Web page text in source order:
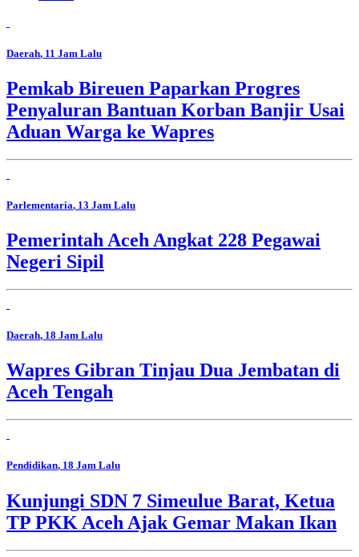
Daerah, 11 Jam Lalu
Pemkab Bireuen Paparkan Progres
Penyaluran Bantuan Korban Banjir Usai
Aduan Warga ke Wapres
Parlementaria, 13 Jam Lalu
Pemerintah Aceh Angkat 228 Pegawai
Negeri Sipil
Daerah, 18 Jam Lalu
Wapres Gibran Tinjau Dua Jembatan di
Aceh Tengah
Pendidikan, 18 Jam Lalu
Kunjungi SDN 7 Simeulue Barat, Ketua
TP PKK Aceh Ajak Gemar Makan Ikan